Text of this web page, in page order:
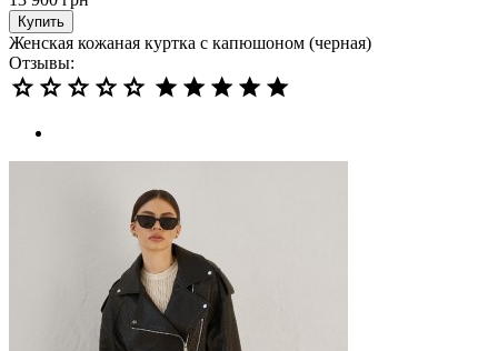
Купить
Женская кожаная куртка с капюшоном (черная)
Отзывы: